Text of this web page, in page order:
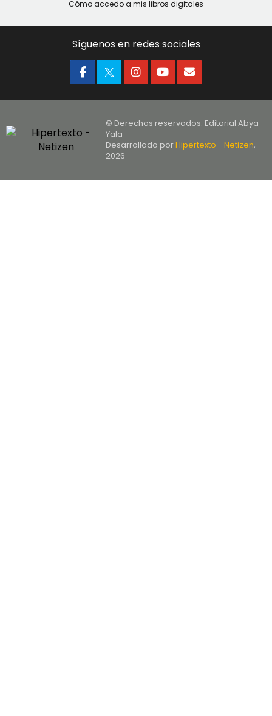
Cómo accedo a mis libros digitales
Síguenos en redes sociales
© Derechos reservados. Editorial Abya
Yala
Desarrollado porHipertexto - Netizen,
2026